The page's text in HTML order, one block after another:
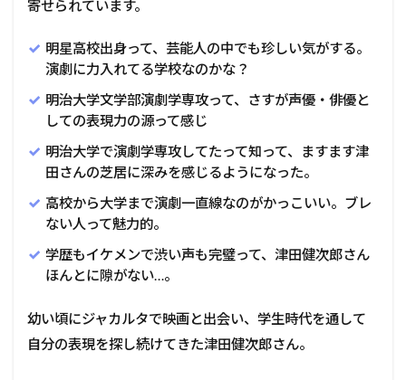
寄せられています。
明星高校出身って、芸能人の中でも珍しい気がする。
演劇に力入れてる学校なのかな？
明治大学文学部演劇学専攻って、さすが声優・俳優と
しての表現力の源って感じ
明治大学で演劇学専攻してたって知って、ますます津
田さんの芝居に深みを感じるようになった。
高校から大学まで演劇一直線なのがかっこいい。ブレ
ない人って魅力的。
学歴もイケメンで渋い声も完璧って、津田健次郎さん
ほんとに隙がない…。
幼い頃にジャカルタで映画と出会い、学生時代を通して
自分の表現を探し続けてきた津田健次郎さん。